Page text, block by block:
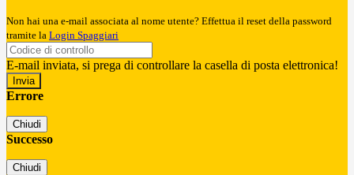
Non hai una e-mail associata al nome utente? Effettua il reset della password
tramite la Login Spaggiari
E-mail inviata, si prega di controllare la casella di posta elettronica!
Errore
Chiudi
Successo
Chiudi